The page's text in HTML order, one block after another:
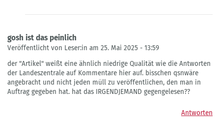
gosh ist das peinlich
Veröffentlicht von Leser:in am 25. Mai 2025 - 13:59
der "Artikel" weißt eine ähnlich niedrige Qualität wie die Antworten
der Landeszentrale auf Kommentare hier auf. bisschen qsnwäre
angebracht und nicht jeden müll zu veröffentlichen, den man in
Auftrag gegeben hat. hat das IRGENDJEMAND gegengelesen??
Antworten